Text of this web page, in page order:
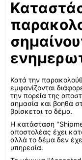
Κατά την
εμφανίζονται
την πορεία της
σημασία και βοηθά
βρίσκεται το δέμα.
Η κατάσταση
αποστολέας έχει
αλλά το δέμα δεν
υπηρεσία.